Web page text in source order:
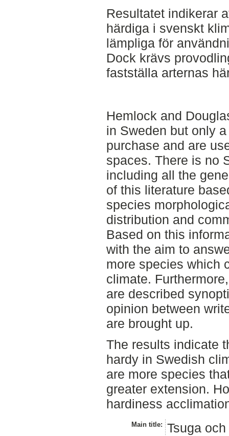
Resultatet indikerar
härdiga i svenskt
lämpliga för
Dock krävs
fastställa arternas
Hemlock and
in Sweden but only
purchase and are
spaces. There is no
including all the
of this literature
species
distribution and
Based on this
with the aim to
more species which
climate.
are described
opinion between
are brought up.
The results indicate
hardy in Swedish
are more species
greater extension.
hardiness
Main title: Tsuga